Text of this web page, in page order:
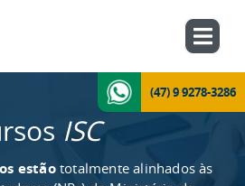
(47) 9 9278-3286
ISC
estãototalmente alinhados às